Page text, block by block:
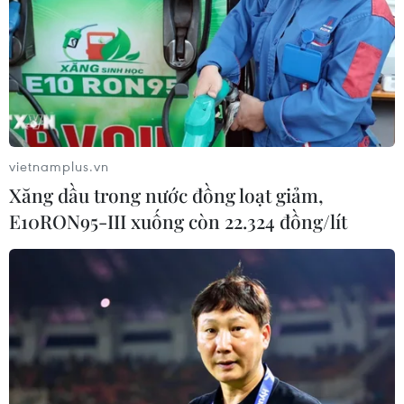
Afghanistan đối mặt khủng hoảng
lương thực nghiêm trọng do thiếu
hụt viện trợ
05/08/2026 06:41
Italy nâng báo động đỏ trên toàn bộ
27 thành phố do nắng nóng kỷ lục
05/08/2026 06:31
Động đất mạnh làm rung chuyển
miền Nam Philippines
05/08/2026 05:29
vietnamplus.vn
Xăng dầu trong nước đồng loạt giảm,
E10RON95-III xuống còn 22.324 đồng/lít